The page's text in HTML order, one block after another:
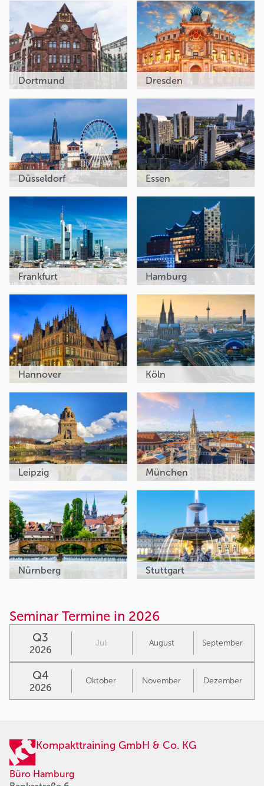
Dortmund Dresden
Düsseldorf Essen
Frankfurt Hamburg
Hannover Köln
Leipzig München
Nürnberg Stuttgart
Seminar Termine in 2026
Q3
2026
Juli August September
Q4
2026
Oktober November Dezember
Kompakttraining GmbH & Co. KG
Büro Hamburg